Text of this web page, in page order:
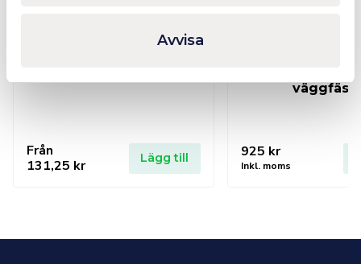
Avvisa
Från
131,25 kr Lägg till 925 kr
Inkl. moms